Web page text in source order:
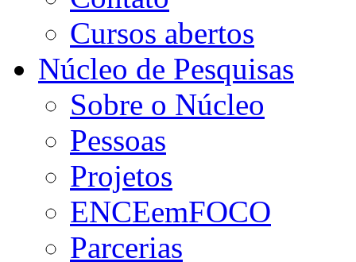
Cursos abertos
Núcleo de Pesquisas
Sobre o Núcleo
Pessoas
Projetos
ENCEemFOCO
Parcerias